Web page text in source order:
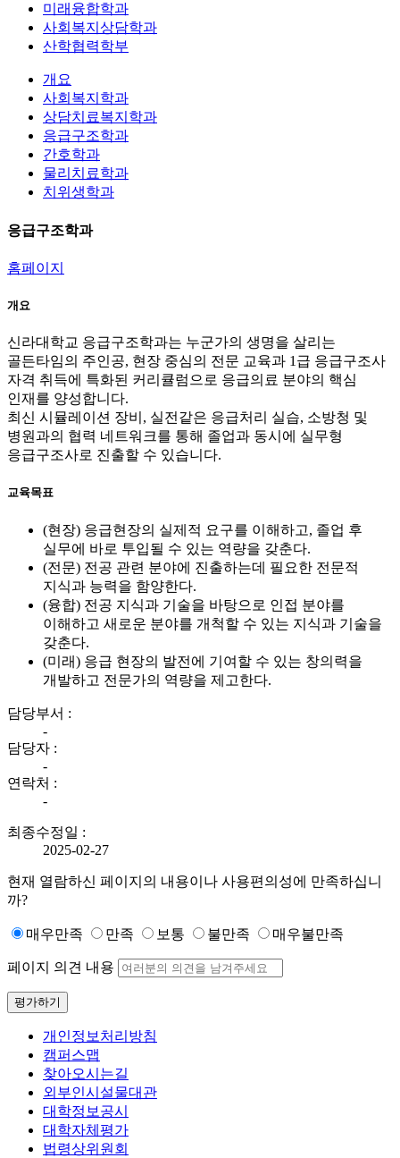
미래융합학과
사회복지상담학과
산학협력학부
개요
사회복지학과
상담치료복지학과
응급구조학과
간호학과
물리치료학과
치위생학과
응급구조학과
홈페이지
개요
신라대학교 응급구조학과는 누군가의 생명을 살리는
골든타임의 주인공, 현장 중심의 전문 교육과 1급 응급구조사
자격 취득에 특화된 커리큘럼으로 응급의료 분야의 핵심
인재를 양성합니다.
최신 시뮬레이션 장비, 실전같은 응급처리 실습, 소방청 및
병원과의 협력 네트워크를 통해 졸업과 동시에 실무형
응급구조사로 진출할 수 있습니다.
교육목표
(현장) 응급현장의 실제적 요구를 이해하고, 졸업 후
실무에 바로 투입될 수 있는 역량을 갖춘다.
(전문) 전공 관련 분야에 진출하는데 필요한 전문적
지식과 능력을 함양한다.
(융합) 전공 지식과 기술을 바탕으로 인접 분야를
이해하고 새로운 분야를 개척할 수 있는 지식과 기술을
갖춘다.
(미래) 응급 현장의 발전에 기여할 수 있는 창의력을
개발하고 전문가의 역량을 제고한다.
담당부서 :
-
담당자 :
-
연락처 :
-
최종수정일 :
2025-02-27
현재 열람하신 페이지의 내용이나 사용편의성에 만족하십니
까?
매우만족 만족 보통 불만족 매우불만족
페이지 의견 내용
평가하기
개인정보처리방침
캠퍼스맵
찾아오시는길
외부인시설물대관
대학정보공시
대학자체평가
법령상위원회